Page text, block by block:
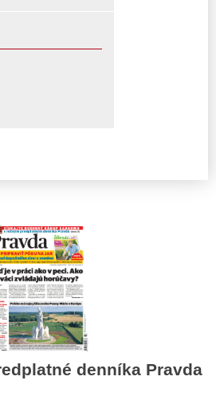
denníka Pravda